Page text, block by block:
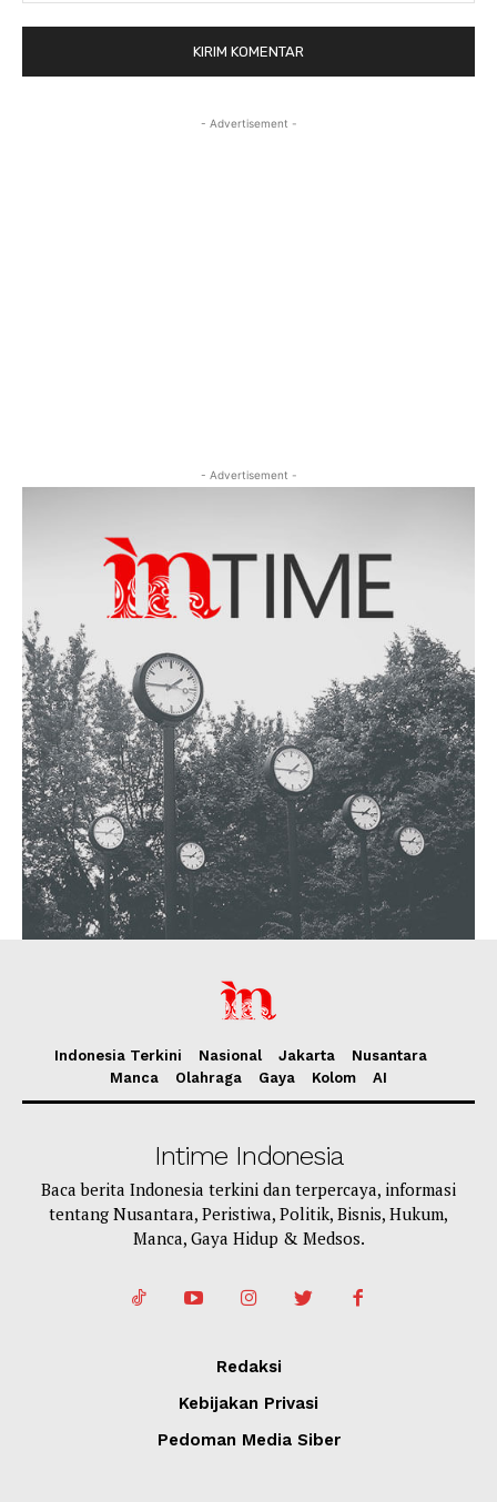
- Advertisement -
- Advertisement -
Indonesia Terkini Nasional Jakarta
Nusantara
Manca
Olahraga Gaya Kolom AI
Intime Indonesia
Baca berita Indonesia terkini dan terpercaya, informasi
tentang Nusantara, Peristiwa, Politik, Bisnis, Hukum,
Manca, Gaya Hidup & Medsos.
Redaksi
Kebijakan Privasi
Pedoman Media Siber